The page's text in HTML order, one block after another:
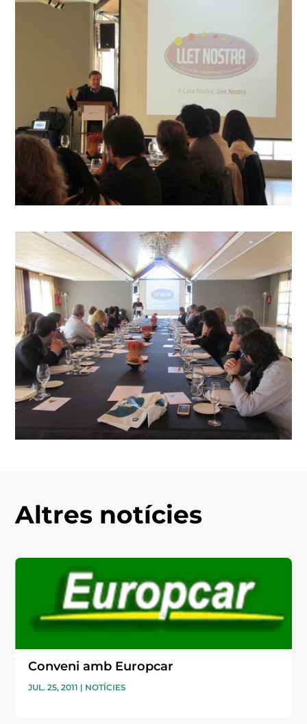
Altres notícies
Conveni amb Europcar
JUL. 25, 2011 | NOTÍCIES